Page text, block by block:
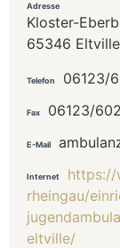
Adresse
Kloster-
65346
Telefon 06123/
Fax 06123/
E-Mail
Internet
https://
rheingau/
eltville/